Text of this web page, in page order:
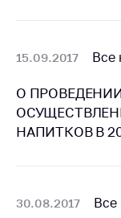
рекламной
15.09.2017 Все
О
НАПИТКОВ В
30.08.2017 Все